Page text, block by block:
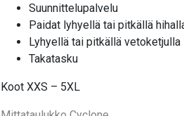
Suunnittelupalvelu
Paidat lyhyellä tai pitkällä
Lyhyellä tai pitkällä vetoketjulla
Takatasku
Koot XXS – 5XL